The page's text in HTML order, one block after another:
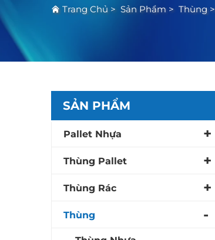
Trang Chủ > Sản Phẩm > Thùng>
SẢN PHẨM
Pallet Nhựa
Thùng Pallet
Thùng Rác
Thùng